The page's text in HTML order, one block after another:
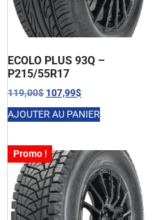
ECOLO PLUS 93Q –
P215/55R17
119,00$ 107,99$
AJOUTER AU PANIER
Promo !